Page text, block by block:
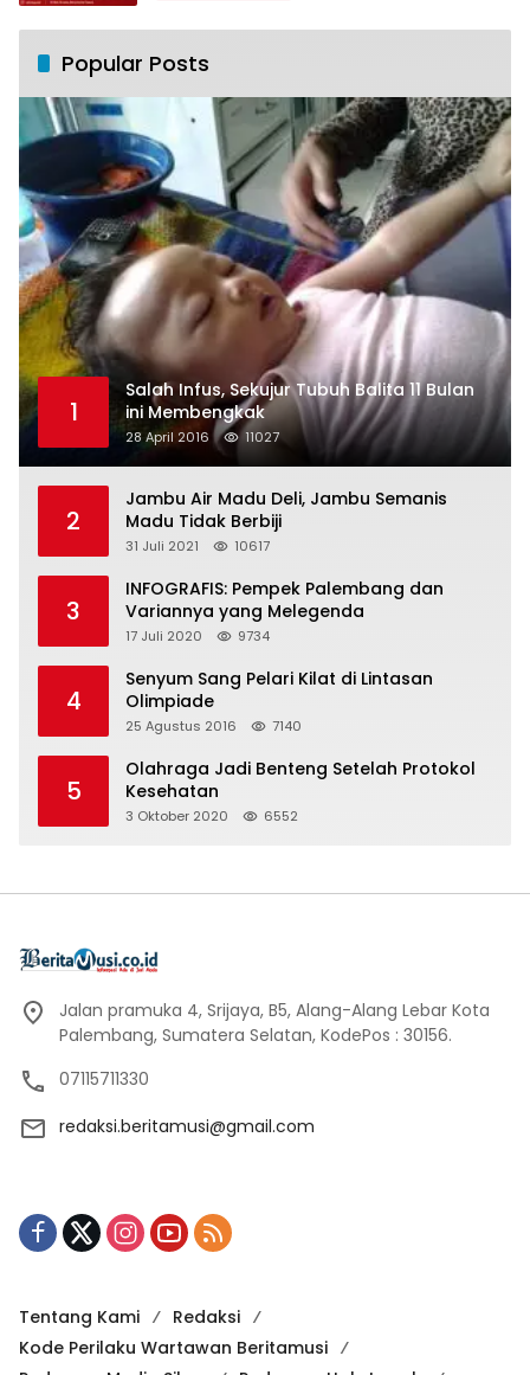
Popular Posts
1
Salah Infus, Sekujur Tubuh Balita 11 Bulan
ini Membengkak
28 April 2016 11027
2
Jambu Air Madu Deli, Jambu Semanis
Madu Tidak Berbiji
31 Juli 2021 10617
3
INFOGRAFIS: Pempek Palembang dan
Variannya yang Melegenda
17 Juli 2020 9734
4
Senyum Sang Pelari Kilat di Lintasan
Olimpiade
25 Agustus 2016 7140
5
Olahraga Jadi Benteng Setelah Protokol
Kesehatan
3 Oktober 2020 6552
Jalan pramuka 4, Srijaya, B5, Alang-Alang Lebar Kota
Palembang, Sumatera Selatan, KodePos : 30156.
07115711330
redaksi.beritamusi@gmail.com
Tentang Kami
Redaksi
Kode Perilaku Wartawan Beritamusi